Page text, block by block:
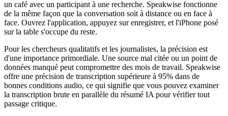
un café avec un participant à une recherche. Speakwise fonctionne
de la même façon que la conversation soit à distance ou en face à
face. Ouvrez l'application, appuyez sur enregistrer, et l'iPhone posé
sur la table s'occupe du reste.
Pour les chercheurs qualitatifs et les journalistes, la précision est
d'une importance primordiale. Une source mal citée ou un point de
données manqué peut compromettre des mois de travail. Speakwise
offre une précision de transcription supérieure à 95% dans de
bonnes conditions audio, ce qui signifie que vous pouvez examiner
la transcription brute en parallèle du résumé IA pour vérifier tout
passage critique.